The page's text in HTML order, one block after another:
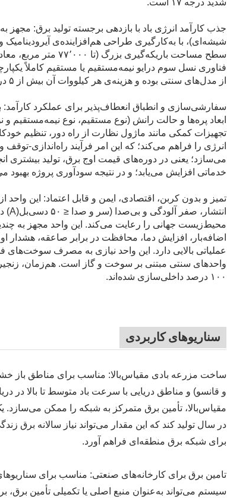
جذب کارآمد انرژی باد با بازدهی برجسته تولید برق:
از مدل‌های سنتی بوده و هزینه‌ی هر کیلووات آن بیش از ۵ درصد کاهش یافته است.
سفارشی‌سازی و انطباق انعطاف‌پذیر برای عملکرد
ابعاد پره‌ها و حالت رانش (نوع مستقیم، نوع
تجهیزات کمکی مانند ماژول نظارت از راه دور، تنظیم
انرژی را فراهم می‌کند؛ که این امر فرآیند راه‌اندازی-
می‌سازد؛ یعنی در دوره‌های قیمت اوج برق، تولید بیشتری
خدماتی افزایش می‌یابد؛ و در نتیجه سودآوری پروژه بهبود
تمیز و بدون کربن، اقتصادی، ایمن و قابل اعتماد: این واحد
محیط‌زیست جهانی را رعایت می‌کند. این واحد مجهز به
اضافه‌بار، افزایش دما، محافظت در برابر صاعقه، هشدار
عملیاتی بالایی دارد. این واحد نیازی به مصرف سوخت‌های
واحدهای سنتی مبتنی بر سوخت و گاز است. هم‌زمان،
۱۰۰ درصد داخلی‌سازی شده‌اند.
سناریوهای کاربردی
ساخت مزرعه بادی مقیاس‌بالا: مناسب برای مناطق باز
و قانسو) و مناطق دریایی با سرعت باد متوسط تا بالا در
برای شبکه برق منطقه‌ای فراهم آورد.
تامین برق برای کارخانه‌های صنعتی: مناسب برای
سیستم می‌تواند به‌عنوان منبع اصلی یا تکمیلی تأمین